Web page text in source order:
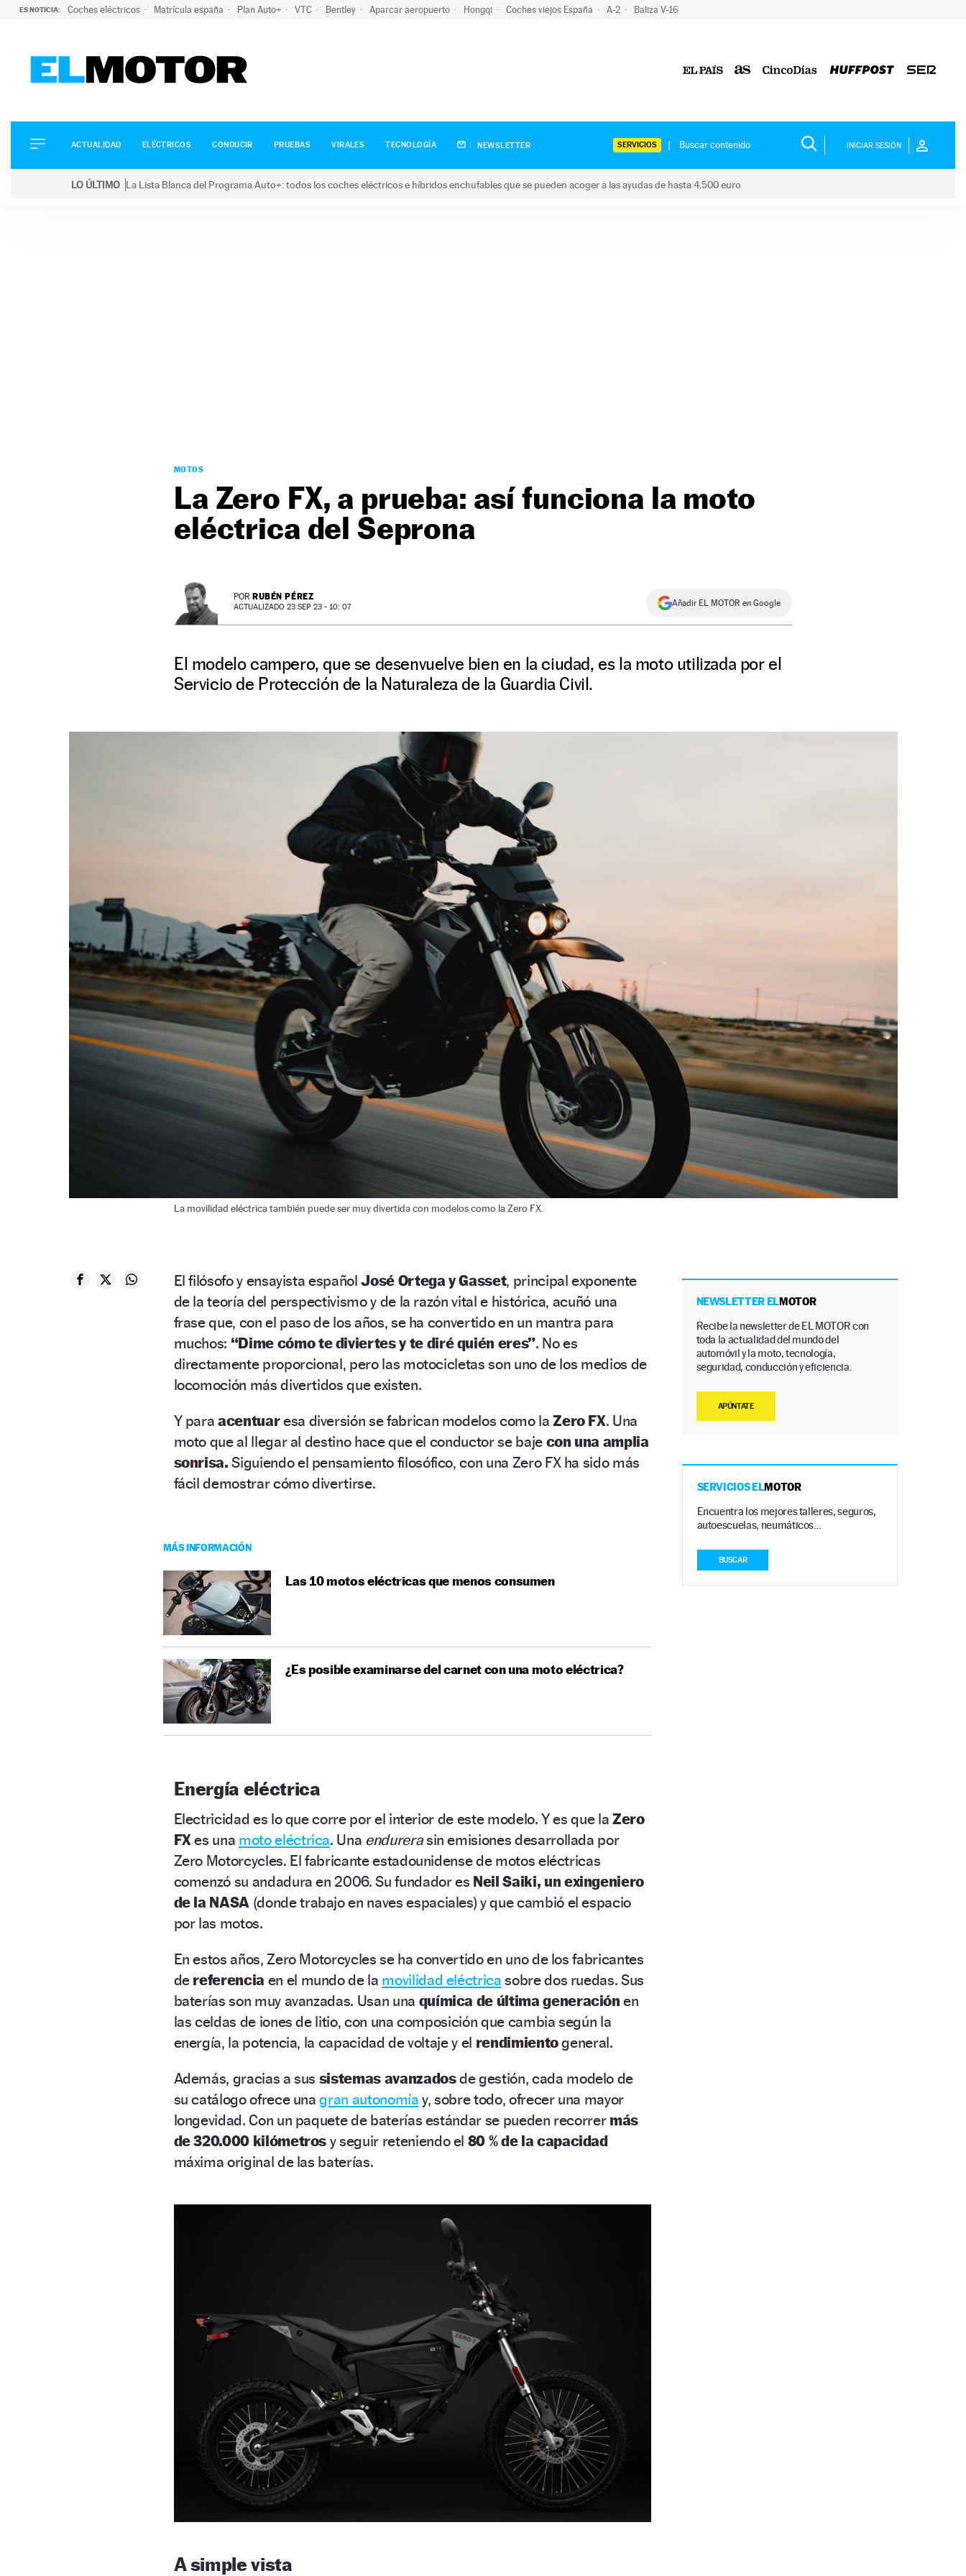
ES NOTICIA: Coches eléctricos Matrícula españa Plan Auto+ VTC Bentley Aparcar aeropuerto Hongqi Coches viejos España A-2 Baliza V-16
ELÉCTRICOS
CONDUCIR
ACTUALIDAD ELÉCTRICOS CONDUCIR PRUEBAS VIRALES TECNOLOGÍA NEWSLETTER SERVICIOS INICIAR SESIÓN
LO ÚLTIMO La Lista Blanca del Programa Auto+: todos los coches eléctricos e híbridos enchufables que se pueden acoger a las ayudas de hasta 4.500 euro
MOTOS
La Zero FX, a prueba: así funciona la moto
eléctrica del Seprona
POR RUBÉN PÉREZ
ACTUALIZADO 23 SEP 23 - 10: 07 Añadir EL MOTOR en Google
El modelo campero, que se desenvuelve bien en la ciudad, es la moto utilizada por el
Servicio de Protección de la Naturaleza de la Guardia Civil.
La movilidad eléctrica también puede ser muy divertida con modelos como la Zero FX.
El filósofo y ensayista españolJosé Ortega y Gasset, principal exponente
de la teoría del perspectivismo y de la razón vital e histórica, acuñó una
frase que, con el paso de los años, se ha convertido en un mantra para
muchos: “Dime cómo te diviertes y te diré quién eres”. No es
directamente proporcional, pero las motocicletas son uno de los medios de
locomoción más divertidos que existen.
Y paraacentuaresa diversión se fabrican modelos como laZero FX. Una
moto que al llegar al destino hace que el conductor se baje con una amplia
sonrisa. Siguiendo el pensamiento filosófico, con una Zero FX ha sido más
fácil demostrar cómo divertirse.
MÁS INFORMACIÓN
Las 10 motos eléctricas que menos consumen
¿Es posible examinarse del carnet con una moto eléctrica?
Energía eléctrica
Electricidad es lo que corre por el interior de este modelo. Y es que la Zero
FX es una moto eléctrica. Una endurerasin emisiones desarrollada por
Zero Motorcycles. El fabricante estadounidense de motos eléctricas
comenzó su andadura en 2006. Su fundador es Neil Saiki, un exingeniero
de la NASA (donde trabajo en naves espaciales) y que cambió el espacio
por las motos.
En estos años, Zero Motorcycles se ha convertido en uno de los fabricantes
de referencia en el mundo de la movilidad eléctrica sobre dos ruedas. Sus
baterías son muy avanzadas. Usan una química de última generación en
las celdas de iones de litio, con una composición que cambia según la
energía, la potencia, la capacidad de voltaje y el rendimientogeneral.
Además, gracias a sus sistemas avanzadosde gestión, cada modelo de
su catálogo ofrece unagran autonomía y, sobre todo, ofrecer una mayor
longevidad. Con un paquete de baterías estándar se pueden recorrer más
de 320.000 kilómetros y seguir reteniendo el 80 % de la capacidad
máxima original de las baterías.
A simple vista
NEWSLETTER ELMOTOR
Recibe la newsletter de EL MOTOR con
toda la actualidad del mundo del
automóvil y la moto, tecnología,
seguridad, conducción y eficiencia.
APÚNTATE
SERVICIOS ELMOTOR
Encuentra los mejores talleres, seguros,
autoescuelas, neumáticos…
BUSCAR